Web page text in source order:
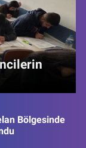
Bölgesinde